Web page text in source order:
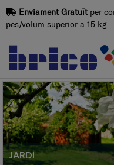
Enviament Gratuït per
pes/volum superior a 15 kg
JARDÍ